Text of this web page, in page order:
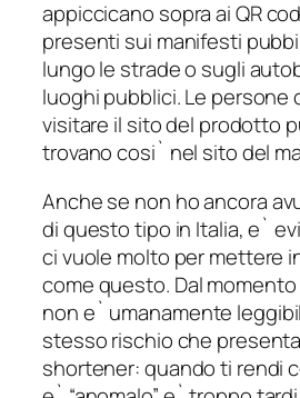
appiccicano sopra ai QR
presenti sui manifesti
lungo le strade o sugli
luoghi pubblici. Le persone
visitare il sito del prodotto
trovano cosi` nel sito del
Anche se non ho ancora
di questo tipo in Italia, e`
ci vuole molto per mettere
come questo. Dal momento
non e` umanamente
stesso rischio che
shortener: quando ti rendi